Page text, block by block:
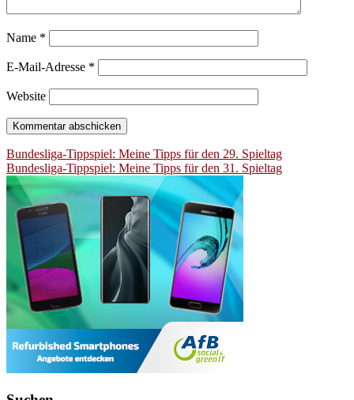
Name *
E-Mail-Adresse *
Website
Beitragsnavigation
Bundesliga-Tippspiel: Meine Tipps für den 29. Spieltag
Bundesliga-Tippspiel: Meine Tipps für den 31. Spieltag